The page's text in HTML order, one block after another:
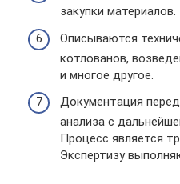
закупки материалов.
Описываются
котлованов,
и многое другое.
Документация
анализа с
Процесс является
Экспертизу